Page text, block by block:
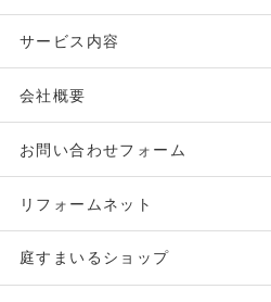
サービス内容
会社概要
お問い合わせフォーム
リフォームネット
庭すまいるショップ